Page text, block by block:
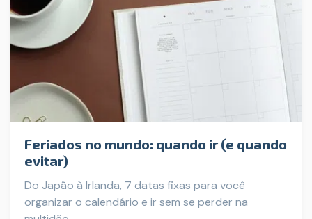
Feriados no mundo: quando ir (e quando
evitar)
Do Japão à Irlanda, 7 datas fixas para você
organizar o calendário e ir sem se perder na